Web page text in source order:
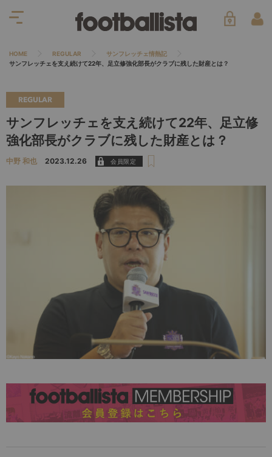
HOME REGULAR
サンフレッチェ情熱記
サンフレッチェを支え続けて22年、足立修強化部長がクラブに残した財産とは？
REGULAR
サンフレッチェを支え続けて22年、足立修
強化部長がクラブに残した財産とは？
中野 和也 2023.12.26